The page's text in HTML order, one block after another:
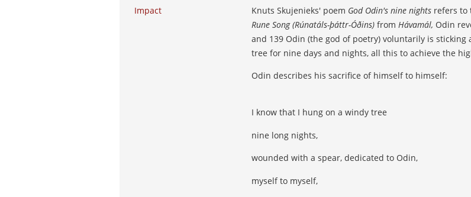
Impact
Knuts Skujenieks' poem God Odin's nine nights refers to
Rune Song (Rúnatáls-þáttr-Óðins) from Hávamál, Odin
and 139 Odin (the god of poetry) voluntarily is
tree for nine days and nights, all this to achieve the
Odin describes his sacrifice of himself to himself:
I know that I hung on a windy tree
nine long nights,
wounded with a spear, dedicated to Odin,
myself to myself,